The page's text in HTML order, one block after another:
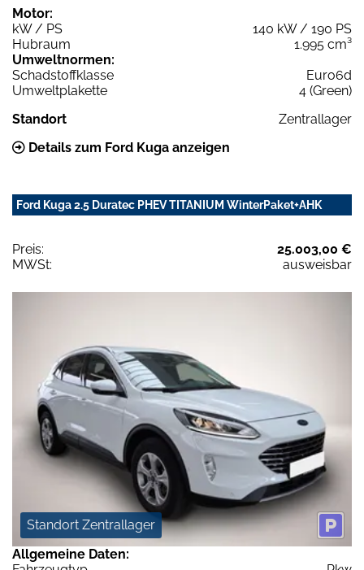
Motor:
kW / PS
140 kW / 190 PS
Hubraum
1.995 cm³
Umweltnormen:
Schadstoffklasse
Euro6d
Umweltplakette
4 (Green)
Standort
Zentrallager
Details zum Ford Kuga anzeigen
Ford Kuga 2.5 Duratec PHEV TITANIUM WinterPaket+AHK
Preis:
25.003,00 €
MWSt:
ausweisbar
Standort Zentrallager
Allgemeine Daten: